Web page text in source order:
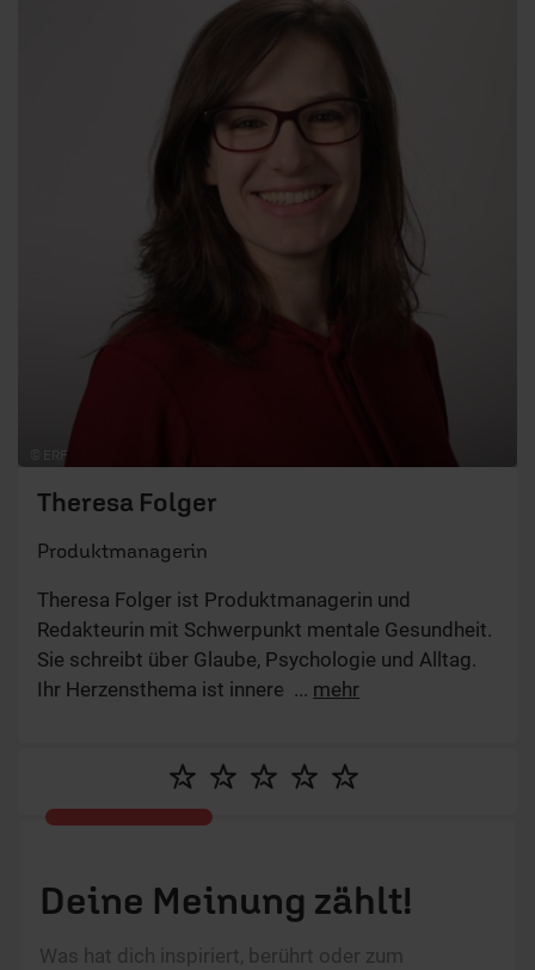
© ERF
Theresa Folger
Produktmanagerin
Theresa Folger ist Produktmanagerin und
Redakteurin mit Schwerpunkt mentale Gesundheit.
Sie schreibt über Glaube, Psychologie und Alltag.
Ihr Herzensthema ist innere Freiheit – im Glauben
... mehr
Deine Meinung zählt!
Was hat dich inspiriert, berührt oder zum